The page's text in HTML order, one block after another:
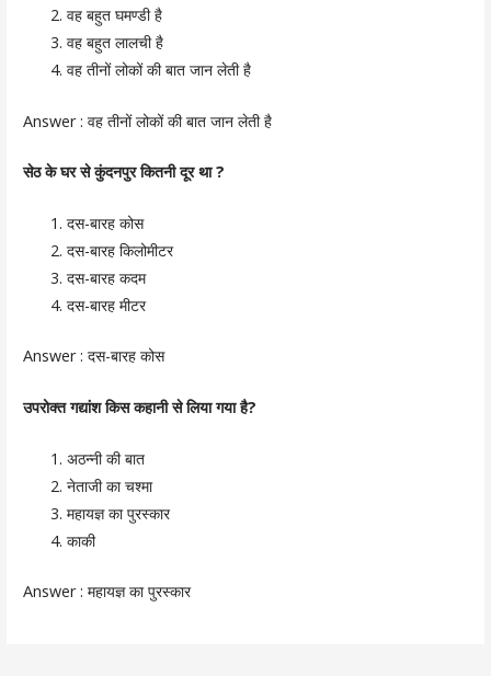
वह बहुत घमण्डी है
वह बहुत लालची है
वह तीनों लोकों की बात जान लेती है
Answer : वह तीनों लोकों की बात जान लेती है
सेठ के घर से कुंदनपुर कितनी दूर था ?
दस-बारह कोस
दस-बारह किलोमीटर
दस-बारह कदम
दस-बारह मीटर
Answer : दस-बारह कोस
उपरोक्त गद्यांश किस कहानी से लिया गया है?
अठन्नी की बात
नेताजी का चश्मा
महायज्ञ का पुरस्कार
काकी
Answer : महायज्ञ का पुरस्कार